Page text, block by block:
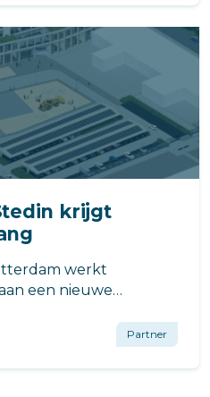
krijgt
werkt
een nieuwe
is ontworpen door
wordt eveneens
Architectuur en
Partner